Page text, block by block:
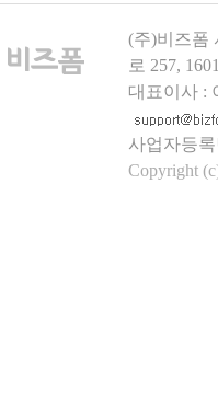
(주)비즈폼
로 257,
대표이사 :
사업자등
Copyright